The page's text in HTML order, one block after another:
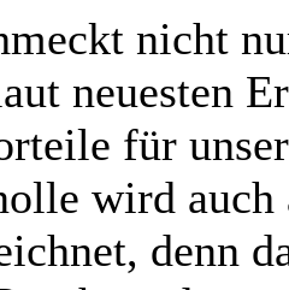
nicht
neuesten
für
wird auch
denn